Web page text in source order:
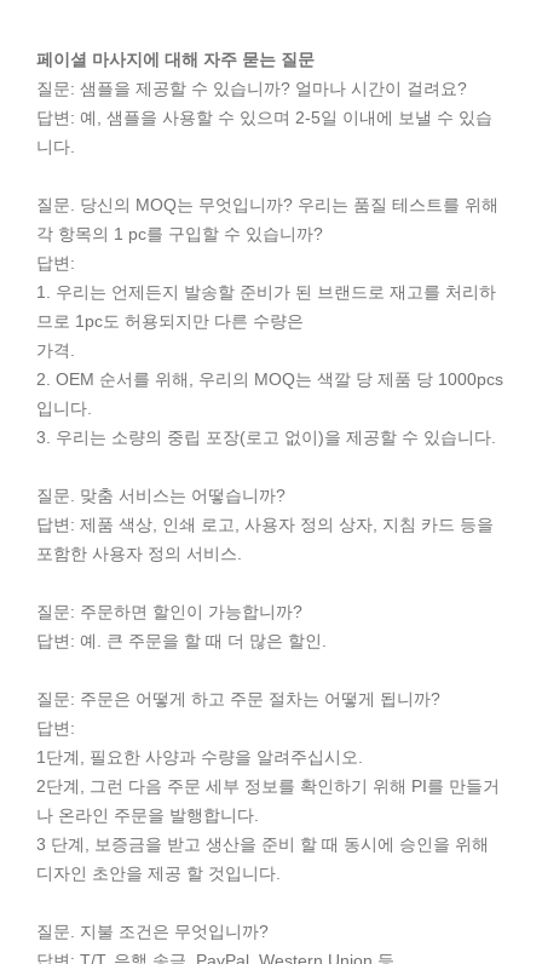
페이셜 마사지에 대해 자주 묻는 질문
질문: 샘플을 제공할 수 있습니까? 얼마나 시간이 걸려요?
답변: 예, 샘플을 사용할 수 있으며 2-5일 이내에 보낼 수 있습
니다.
질문. 당신의 MOQ는 무엇입니까? 우리는 품질 테스트를 위해
각 항목의 1 pc를 구입할 수 있습니까?
답변:
1. 우리는 언제든지 발송할 준비가 된 브랜드로 재고를 처리하
므로 1pc도 허용되지만 다른 수량은
가격.
2. OEM 순서를 위해, 우리의 MOQ는 색깔 당 제품 당 1000pcs
입니다.
3. 우리는 소량의 중립 포장(로고 없이)을 제공할 수 있습니다.
질문. 맞춤 서비스는 어떻습니까?
답변: 제품 색상, 인쇄 로고, 사용자 정의 상자, 지침 카드 등을
포함한 사용자 정의 서비스.
질문: 주문하면 할인이 가능합니까?
답변: 예. 큰 주문을 할 때 더 많은 할인.
질문: 주문은 어떻게 하고 주문 절차는 어떻게 됩니까?
답변:
1단계, 필요한 사양과 수량을 알려주십시오.
2단계, 그런 다음 주문 세부 정보를 확인하기 위해 PI를 만들거
나 온라인 주문을 발행합니다.
3 단계, 보증금을 받고 생산을 준비 할 때 동시에 승인을 위해
디자인 초안을 제공 할 것입니다.
질문. 지불 조건은 무엇입니까?